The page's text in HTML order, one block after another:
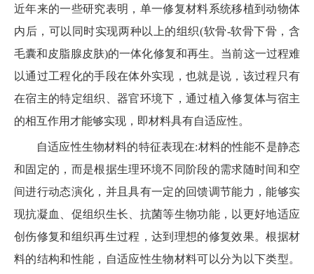
近年来的一些研究表明，单一修复材料系统移植到动物体
内后，可以同时实现两种以上的组织(软骨-软骨下骨，含
毛囊和皮脂腺皮肤)的一体化修复和再生。当前这一过程难
以通过工程化的手段在体外实现，也就是说，该过程只有
在宿主的特定组织、器官环境下，通过植入修复体与宿主
的相互作用才能够实现，即材料具有自适应性。
自适应性生物材料的特征表现在:材料的性能不是静态
和固定的，而是根据生理环境不同阶段的需求随时间和空
间进行动态演化，并且具有一定的回馈调节能力，能够实
现抗凝血、促组织生长、抗菌等生物功能，以更好地适应
创伤修复和组织再生过程，达到理想的修复效果。根据材
料的结构和性能，自适应性生物材料可以分为以下类型。